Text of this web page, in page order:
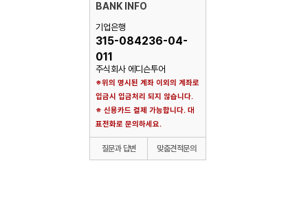
BANK INFO
기업은행
315-084236-04-
011
주식회사 에디슨투어
※위의 명시된 계좌 이외의 계좌로
입금시 입금처리 되지 않습니다.
※ 신용카드 결제 가능합니다. 대
표전화로 문의하세요.
질문과 답변 맞춤견적문의